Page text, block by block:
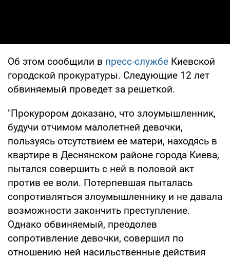
Об этом сообщили в пресс-службе Киевской
городской прокуратуры. Следующие 12 лет
обвиняемый проведет за решеткой.
"Прокурором доказано, что злоумышленник,
будучи отчимом малолетней девочки,
пользуясь отсутствием ее матери, находясь в
квартире в Деснянском районе города Киева,
пытался совершить с ней в половой акт
против ее воли. Потерпевшая пыталась
сопротивляться злоумышленнику и не давала
возможности закончить преступление.
Однако обвиняемый, преодолев
сопротивление девочки, совершил по
отношению ней насильственные действия